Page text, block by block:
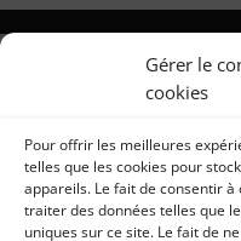
Gérer le
cookies
Pour offrir les meilleures
telles que les cookies pour
appareils. Le fait de consentir
traiter des données telles que
uniques sur ce site. Le fait de